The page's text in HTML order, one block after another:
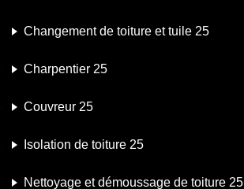
Changement de toiture et tuile 25
Charpentier 25
Couvreur 25
Isolation de toiture 25
Nettoyage et démoussage de toiture 25